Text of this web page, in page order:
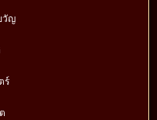
วัญ
ร์